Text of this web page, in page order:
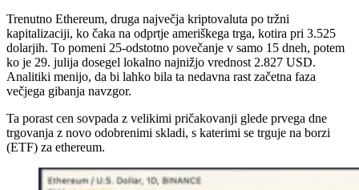
Trenutno Ethereum, druga največja kriptovaluta po tržni
kapitalizaciji, ko čaka na odprtje ameriškega trga, kotira pri 3.525
dolarjih. To pomeni 25-odstotno povečanje v samo 15 dneh, potem
ko je 29. julija dosegel lokalno najnižjo vrednost 2.827 USD.
Analitiki menijo, da bi lahko bila ta nedavna rast začetna faza
večjega gibanja navzgor.
Ta porast cen sovpada z velikimi pričakovanji glede prvega dne
trgovanja z novo odobrenimi skladi, s katerimi se trguje na borzi
(ETF) za ethereum.